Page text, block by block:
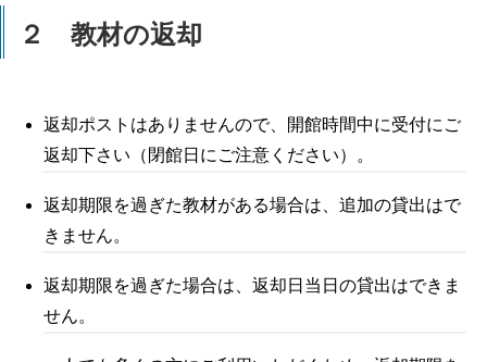
２ 教材の返却
返却ポストはありませんので、開館時間中に受付にご
返却下さい（閉館日にご注意ください）。
返却期限を過ぎた教材がある場合は、追加の貸出はで
きません。
返却期限を過ぎた場合は、返却日当日の貸出はできま
せん。